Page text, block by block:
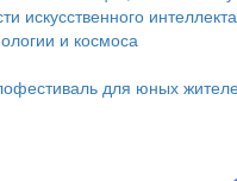
искусственного
и космоса
для юных